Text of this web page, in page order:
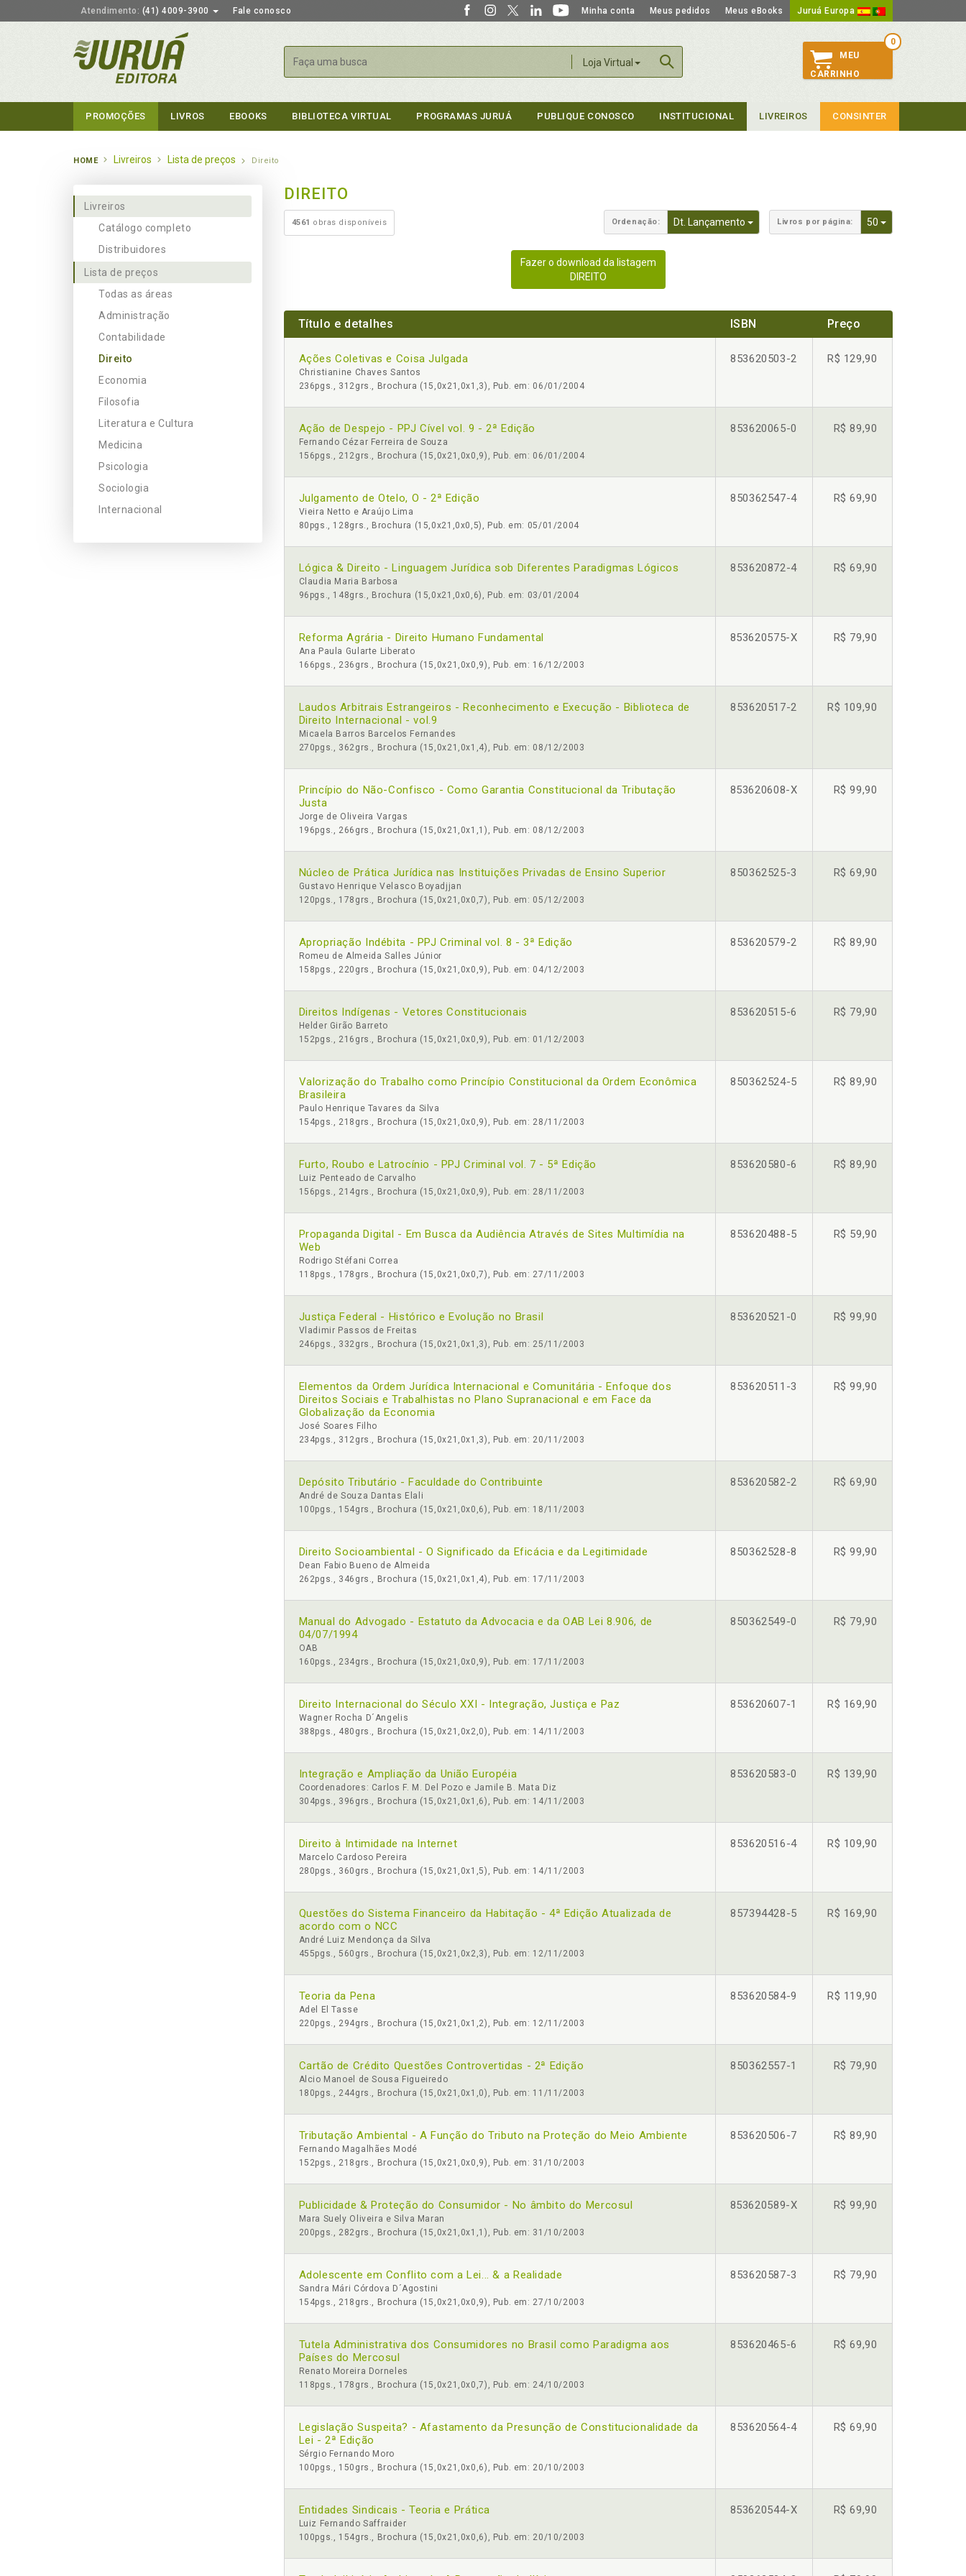
Atendimento: (41) 4009-3900 Fale conosco Minha conta Meus pedidos Meus eBooks Juruá Europa
Loja Virtual
Buscar
0
MEU
CARRINHO
PROMOÇÕES LIVROS EBOOKS BIBLIOTECA VIRTUAL PROGRAMAS JURUÁ PUBLIQUE CONOSCO INSTITUCIONAL LIVREIROS CONSINTER
HOME Livreiros Lista de preços Direito
Livreiros
Catálogo completo
Distribuidores
Lista de preços
Todas as áreas
Administração
Contabilidade
Direito
Economia
Filosofia
Literatura e Cultura
Medicina
Psicologia
Sociologia
Internacional
DIREITO
4561 obras disponíveis Ordenação: Dt. Lançamento Toggle Dropdown
Livros por página: 50 Toggle Dropdown
Fazer o download da listagem
DIREITO
Título e detalhes ISBN Preço
Ações Coletivas e Coisa Julgada
Christianine Chaves Santos
236pgs., 312grs., Brochura (15,0x21,0x1,3), Pub. em: 06/01/2004
853620503-2 R$ 129,90
Ação de Despejo - PPJ Cível vol. 9 - 2ª Edição
Fernando Cézar Ferreira de Souza
156pgs., 212grs., Brochura (15,0x21,0x0,9), Pub. em: 06/01/2004
853620065-0 R$ 89,90
Julgamento de Otelo, O - 2ª Edição
Vieira Netto e Araújo Lima
80pgs., 128grs., Brochura (15,0x21,0x0,5), Pub. em: 05/01/2004
850362547-4 R$ 69,90
Lógica & Direito - Linguagem Jurídica sob Diferentes Paradigmas Lógicos
Claudia Maria Barbosa
96pgs., 148grs., Brochura (15,0x21,0x0,6), Pub. em: 03/01/2004
853620872-4 R$ 69,90
Reforma Agrária - Direito Humano Fundamental
Ana Paula Gularte Liberato
166pgs., 236grs., Brochura (15,0x21,0x0,9), Pub. em: 16/12/2003
853620575-X R$ 79,90
Laudos Arbitrais Estrangeiros - Reconhecimento e Execução - Biblioteca de
Direito Internacional - vol.9
Micaela Barros Barcelos Fernandes
270pgs., 362grs., Brochura (15,0x21,0x1,4), Pub. em: 08/12/2003
853620517-2 R$ 109,90
Princípio do Não-Confisco - Como Garantia Constitucional da Tributação
Justa
Jorge de Oliveira Vargas
196pgs., 266grs., Brochura (15,0x21,0x1,1), Pub. em: 08/12/2003
853620608-X R$ 99,90
Núcleo de Prática Jurídica nas Instituições Privadas de Ensino Superior
Gustavo Henrique Velasco Boyadjjan
120pgs., 178grs., Brochura (15,0x21,0x0,7), Pub. em: 05/12/2003
850362525-3 R$ 69,90
Apropriação Indébita - PPJ Criminal vol. 8 - 3ª Edição
Romeu de Almeida Salles Júnior
158pgs., 220grs., Brochura (15,0x21,0x0,9), Pub. em: 04/12/2003
853620579-2 R$ 89,90
Direitos Indígenas - Vetores Constitucionais
Helder Girão Barreto
152pgs., 216grs., Brochura (15,0x21,0x0,9), Pub. em: 01/12/2003
853620515-6 R$ 79,90
Valorização do Trabalho como Princípio Constitucional da Ordem Econômica
Brasileira
Paulo Henrique Tavares da Silva
154pgs., 218grs., Brochura (15,0x21,0x0,9), Pub. em: 28/11/2003
850362524-5 R$ 89,90
Furto, Roubo e Latrocínio - PPJ Criminal vol. 7 - 5ª Edição
Luiz Penteado de Carvalho
156pgs., 214grs., Brochura (15,0x21,0x0,9), Pub. em: 28/11/2003
853620580-6 R$ 89,90
Propaganda Digital - Em Busca da Audiência Através de Sites Multimídia na
Web
Rodrigo Stéfani Correa
118pgs., 178grs., Brochura (15,0x21,0x0,7), Pub. em: 27/11/2003
853620488-5 R$ 59,90
Justiça Federal - Histórico e Evolução no Brasil
Vladimir Passos de Freitas
246pgs., 332grs., Brochura (15,0x21,0x1,3), Pub. em: 25/11/2003
853620521-0 R$ 99,90
Elementos da Ordem Jurídica Internacional e Comunitária - Enfoque dos
Direitos Sociais e Trabalhistas no Plano Supranacional e em Face da
Globalização da Economia
José Soares Filho
234pgs., 312grs., Brochura (15,0x21,0x1,3), Pub. em: 20/11/2003
853620511-3 R$ 99,90
Depósito Tributário - Faculdade do Contribuinte
André de Souza Dantas Elali
100pgs., 154grs., Brochura (15,0x21,0x0,6), Pub. em: 18/11/2003
853620582-2 R$ 69,90
Direito Socioambiental - O Significado da Eficácia e da Legitimidade
Dean Fabio Bueno de Almeida
262pgs., 346grs., Brochura (15,0x21,0x1,4), Pub. em: 17/11/2003
850362528-8 R$ 99,90
Manual do Advogado - Estatuto da Advocacia e da OAB Lei 8.906, de
04/07/1994
OAB
160pgs., 234grs., Brochura (15,0x21,0x0,9), Pub. em: 17/11/2003
850362549-0 R$ 79,90
Direito Internacional do Século XXI - Integração, Justiça e Paz
Wagner Rocha D´Angelis
388pgs., 480grs., Brochura (15,0x21,0x2,0), Pub. em: 14/11/2003
853620607-1 R$ 169,90
Integração e Ampliação da União Européia
Coordenadores: Carlos F. M. Del Pozo e Jamile B. Mata Diz
304pgs., 396grs., Brochura (15,0x21,0x1,6), Pub. em: 14/11/2003
853620583-0 R$ 139,90
Direito à Intimidade na Internet
Marcelo Cardoso Pereira
280pgs., 360grs., Brochura (15,0x21,0x1,5), Pub. em: 14/11/2003
853620516-4 R$ 109,90
Questões do Sistema Financeiro da Habitação - 4ª Edição Atualizada de
acordo com o NCC
André Luiz Mendonça da Silva
455pgs., 560grs., Brochura (15,0x21,0x2,3), Pub. em: 12/11/2003
857394428-5 R$ 169,90
Teoria da Pena
Adel El Tasse
220pgs., 294grs., Brochura (15,0x21,0x1,2), Pub. em: 12/11/2003
853620584-9 R$ 119,90
Cartão de Crédito Questões Controvertidas - 2ª Edição
Alcio Manoel de Sousa Figueiredo
180pgs., 244grs., Brochura (15,0x21,0x1,0), Pub. em: 11/11/2003
850362557-1 R$ 79,90
Tributação Ambiental - A Função do Tributo na Proteção do Meio Ambiente
Fernando Magalhães Modé
152pgs., 218grs., Brochura (15,0x21,0x0,9), Pub. em: 31/10/2003
853620506-7 R$ 89,90
Publicidade & Proteção do Consumidor - No âmbito do Mercosul
Mara Suely Oliveira e Silva Maran
200pgs., 282grs., Brochura (15,0x21,0x1,1), Pub. em: 31/10/2003
853620589-X R$ 99,90
Adolescente em Conflito com a Lei... & a Realidade
Sandra Mári Córdova D´Agostini
154pgs., 218grs., Brochura (15,0x21,0x0,9), Pub. em: 27/10/2003
853620587-3 R$ 79,90
Tutela Administrativa dos Consumidores no Brasil como Paradigma aos
Países do Mercosul
Renato Moreira Dorneles
118pgs., 178grs., Brochura (15,0x21,0x0,7), Pub. em: 24/10/2003
853620465-6 R$ 69,90
Legislação Suspeita? - Afastamento da Presunção de Constitucionalidade da
Lei - 2ª Edição
Sérgio Fernando Moro
100pgs., 150grs., Brochura (15,0x21,0x0,6), Pub. em: 20/10/2003
853620564-4 R$ 69,90
Entidades Sindicais - Teoria e Prática
Luiz Fernando Saffraider
100pgs., 154grs., Brochura (15,0x21,0x0,6), Pub. em: 20/10/2003
853620544-X R$ 69,90